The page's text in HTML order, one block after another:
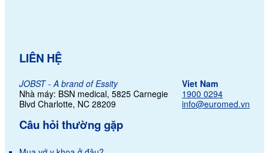
LIÊN HỆ
JOBST - A brand of Essity
Nhà máy: BSN medical, 5825 Carnegie
Blvd Charlotte, NC 28209
Viet Nam
1900 0294
info@euromed.vn
Câu hỏi thường gặp